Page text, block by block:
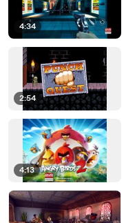
4:34
2:54
4:13